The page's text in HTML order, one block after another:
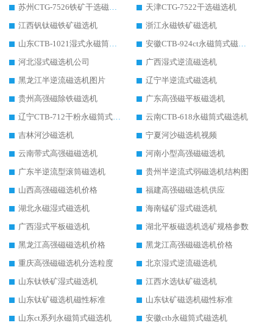
苏州CTG-7526铁矿干选磁选机
天津CTG-7522干选磁选机
江西钒钛磁铁矿磁选机
浙江永磁铁矿磁选机
山东CTB-1021湿式永磁筒式磁选机
安徽CTB-924ct永磁筒式磁选机
河北湿式磁选机公司
广西湿式逆流磁选机
黑龙江半逆流磁选机图片
辽宁半逆流式磁选机
贵州高强磁除铁磁选机
广东高强磁平板磁选机
辽宁CTB-712干粉永磁筒式磁选机
云南CTB-618永磁筒式磁选机
吉林河沙磁选机
宁夏河沙磁选机视频
云南带式高强磁磁选机
河南小型高强磁磁选机
广东半逆流型滚筒磁选机
贵州半逆流式弱磁选机结构图
山西高强磁磁选机价格
福建高强磁磁选机供应
湖北永磁湿式磁选机
海南锰矿湿式磁选机
广西湿式平板磁选机
湖北平板磁选机选矿规格参数
黑龙江高强磁磁选机价格
黑龙江高强磁磁选机价格
重庆高强磁磁选机分选粒度
北京湿式逆流磁选机
山东钛铁矿湿式磁选机
江西水选钛矿磁选机
山东钛矿磁选机磁性标准
山东钛矿磁选机磁性标准
山东ct系列永磁筒式磁选机
安徽ctb永磁筒式磁选机